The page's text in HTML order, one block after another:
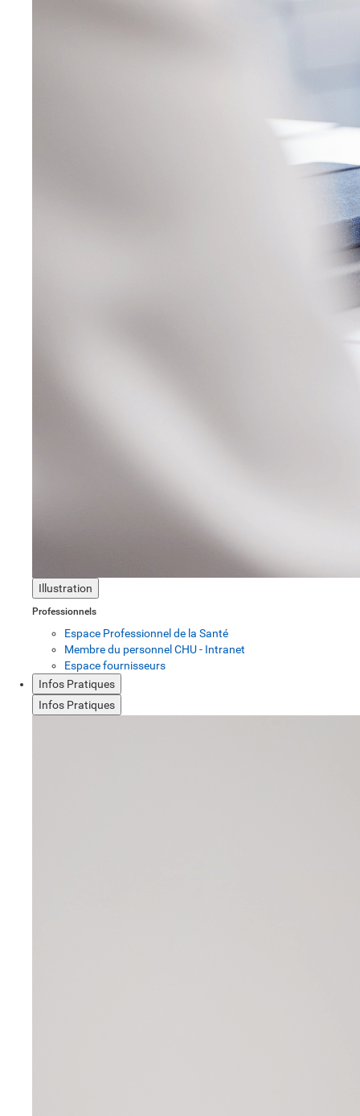
Illustration
Professionnels
Espace Professionnel de la Santé
Membre du personnel CHU - Intranet
Espace fournisseurs
Infos Pratiques
Infos Pratiques